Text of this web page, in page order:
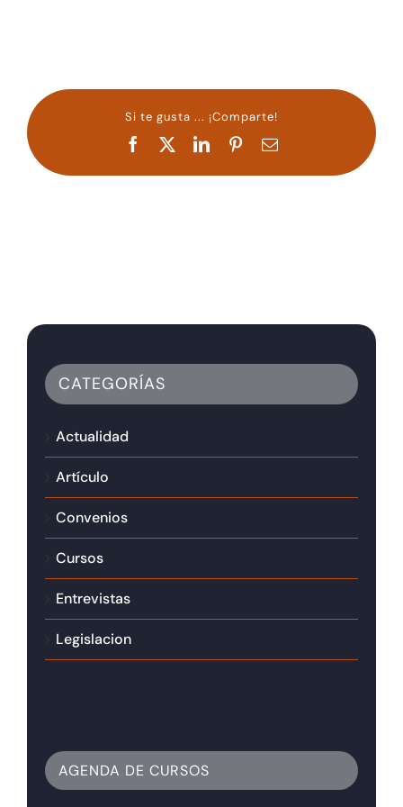
Si te gusta ... ¡Comparte!
Facebook LinkedInPinterestCorreo
CATEGORÍAS
Actualidad
Artículo
Convenios
Cursos
Entrevistas
Legislacion
AGENDA DE CURSOS